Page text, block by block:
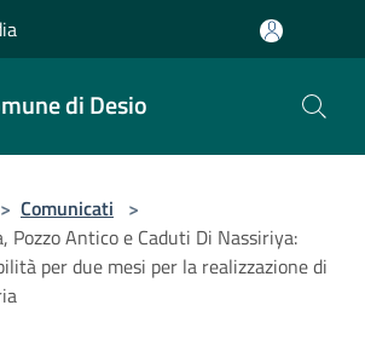
di Desio
> Comunicati >
Pozzo Antico e Caduti Di Nassiriya:
per due mesi per la realizzazione di